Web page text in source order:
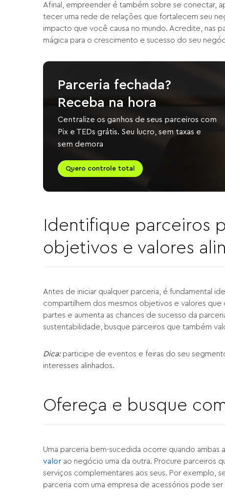
Afinal, empreender é também sobre se conectar,
tecer uma rede de relações que fortalecem seu
impacto que você causa no mundo. Acredite, nas
mágica para o crescimento e sucesso do seu
Parceria fechada?
Receba na hora
Centralize os ganhos de seus parceiros com
Pix e TEDs grátis. Seu lucro, sem taxas e
sem demora
Quero controle total
Identifique parceiros
objetivos e valores
Antes de iniciar qualquer parceria, é fundamental
compartilhem dos mesmos objetivos e valores que
partes e aumenta as chances de sucesso da
sustentabilidade, busque parceiros que também
Dica: participe de eventos e feiras do seu
interesses alinhados.
Ofereça e busque
Uma parceria bem-sucedida ocorre quando ambas
valor ao negócio uma da outra. Procure parceiros
serviços complementares aos seus. Por exemplo,
parceria com uma empresa de acessórios pode ser